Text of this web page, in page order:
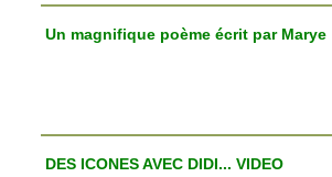
Un magnifique poème écrit par Marye
DES ICONES AVEC DIDI... VIDEO